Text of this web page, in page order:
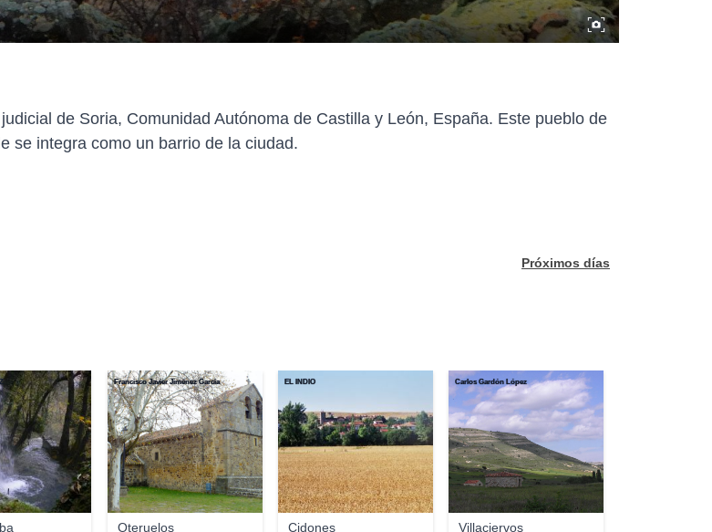
de Soria, Comunidad Autónoma de Castilla y León, España. Este pueblo de
se integra como un barrio de la ciudad.
Próximos días
Oteruelos
Francisco Javier Jimenez Garcia
Cidones
EL INDIO
Villaciervos
Carlos Gardón López